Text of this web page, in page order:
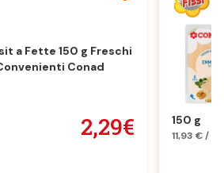
a Fette 150 g Freschi
Conad
2,29€ 150 g
11,93 € / Kg